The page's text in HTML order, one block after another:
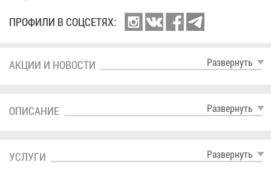
ПРО­ФИ­ЛИ В СОЦ­СЕ­ТЯХ:
Раз­вер­нуть
АК­ЦИИ И НО­ВО­СТИ
Раз­вер­нуть
ОПИ­СА­НИЕ
Раз­вер­нуть
УСЛУ­ГИ